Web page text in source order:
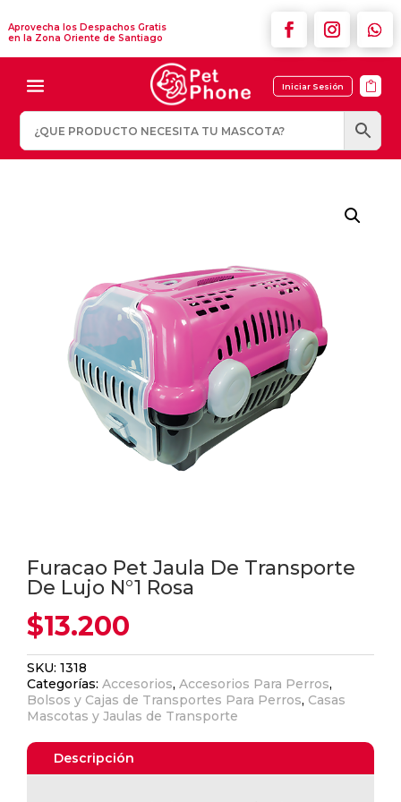
Aprovecha los Despachos Gratis
en la Zona Oriente de Santiago
Iniciar Sesión 
Furacao Pet Jaula De Transporte
De Lujo N°1 Rosa
$13.200
SKU:1318
Categorías:Accesorios,Accesorios Para Perros,
Bolsos y Cajas de Transportes Para Perros, Casas
Mascotas y Jaulas de Transporte
Descripción